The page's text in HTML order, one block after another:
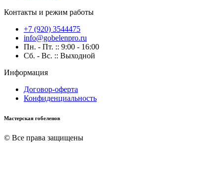
Контакты и режим работы
+7 (920) 3544475
info@gobelenpro.ru
Пн. - Пт. :: 9:00 - 16:00
Сб. - Вс. :: Выходной
Информация
Договор-оферта
Конфиденциальность
Мастерская гобеленов
© Все права защищены